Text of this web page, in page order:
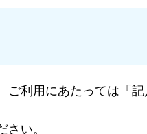
ご利用にあたっては「
い。